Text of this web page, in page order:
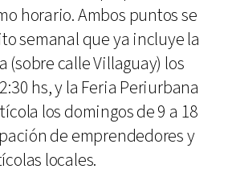
horario. Ambos puntos se
semanal que ya incluye la
(sobre calle Villaguay) los
hs, y la Feria Periurbana
los domingos de 9 a 18
de emprendedores y
locales.